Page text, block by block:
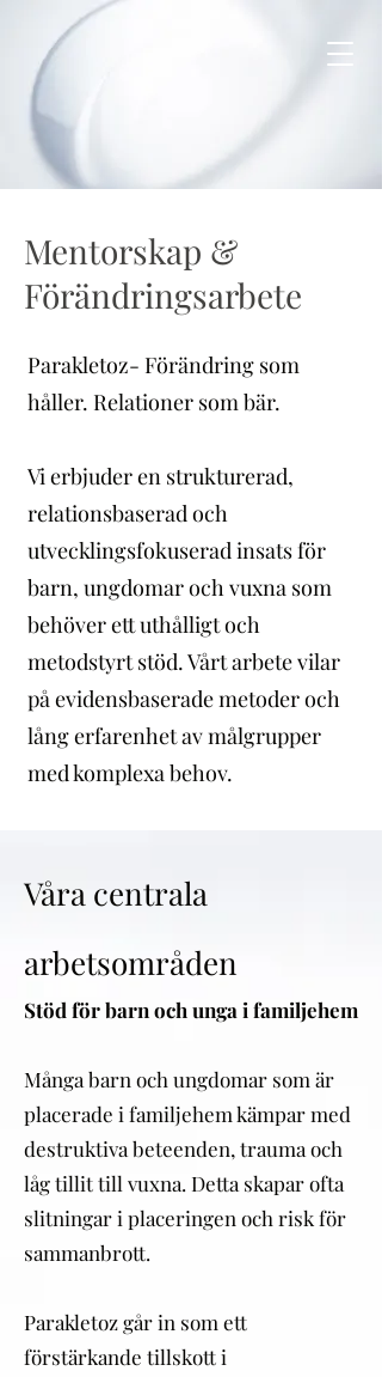
Mentorskap &
Förändringsarbete
Parakletoz- Förändring som
håller. Relationer som bär.
Vi erbjuder en strukturerad,
relationsbaserad och
utvecklingsfokuserad insats för
barn, ungdomar och vuxna som
behöver ett uthålligt och
metodstyrt stöd. Vårt arbete vilar
på evidensbaserade metoder och
lång erfarenhet av målgrupper
med komplexa behov.
Våra centrala
arbetsområden
Stöd för barn och unga i familjehem
Många barn och ungdomar som är
placerade i familjehem kämpar med
destruktiva beteenden, trauma och
låg tillit till vuxna. Detta skapar ofta
slitningar i placeringen och risk för
sammanbrott.
Parakletoz går in som ett
förstärkande tillskott i